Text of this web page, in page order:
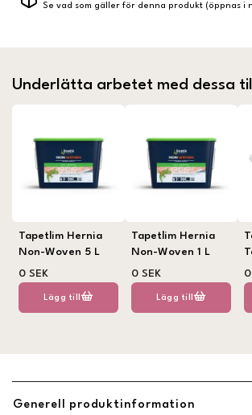
Se vad som gäller för denna produkt (öppnas i
Underlätta arbetet med dessa
Tapetlim Hernia
Non-Woven 5 L
0 SEK
Lägg till
Tapetlim Hernia
Non-Woven 1 L
0 SEK
Lägg till
0
Generell produktinformation